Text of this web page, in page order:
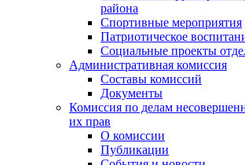
района
Спортивные мероприятия
Патриотическое
Социальные проекты
Административная комиссия
Составы комиссий
Документы
Комиссия по делам
их прав
О комиссии
Публикации